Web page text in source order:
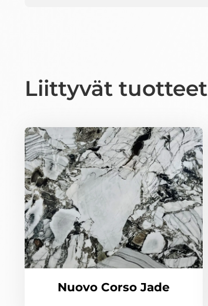
Liittyvät tuotteet
Nuovo Corso Jade